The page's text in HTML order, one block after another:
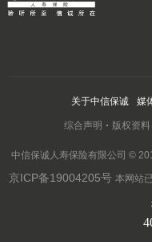
关于中信保诚 媒
综合声明 版权资料
中信保诚人寿保险有限公司 ©
京ICP备19004205号 本网站